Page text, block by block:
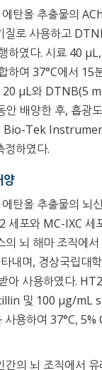
탄올 추출물의
질로 사용하고
하였다. 시료 40
하여 37°C에서 15
μL와 DTNB(5
안 배양한 후, 흡광
Bio-Tek
하였다.
양
탄올 추출물의 뇌
세포와 MC-IXC 세
뇌 해마 조직에
내며, 경상국립대
아 사용하였다.
및 100 μg/mL
용하여 37°C, 5%
간의 뇌 조직에서